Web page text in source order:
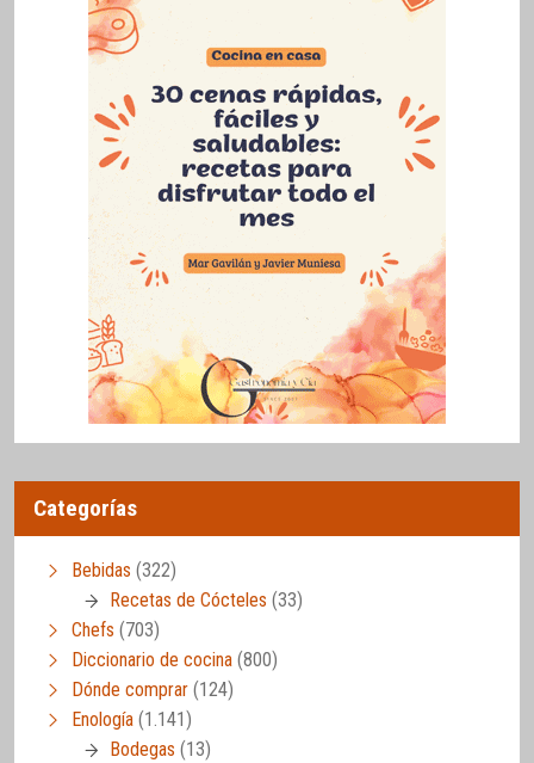
Categorías
Bebidas (322)
Recetas de Cócteles (33)
Chefs (703)
Diccionario de cocina (800)
Dónde comprar (124)
Enología (1.141)
Bodegas (13)